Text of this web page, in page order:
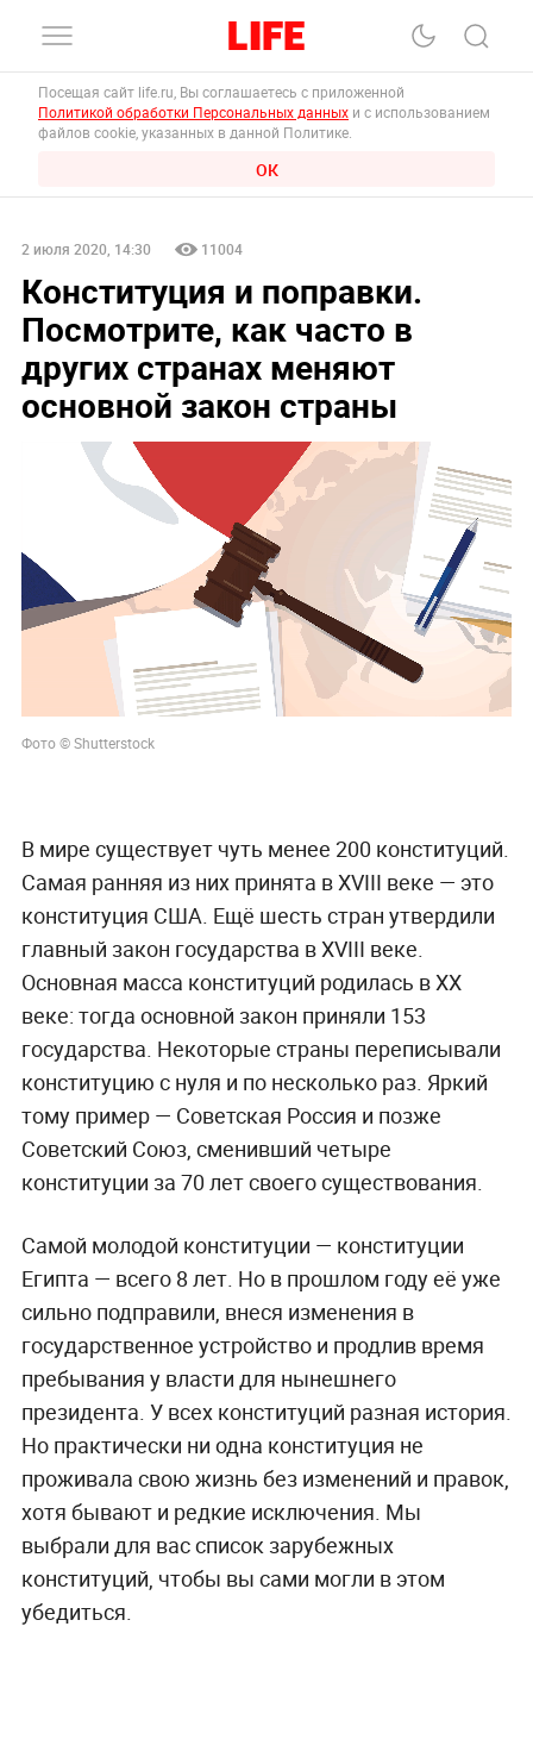
Посещая сайт life.ru, Вы соглашаетесь с приложенной
Политикой обработки Персональных данных и с использованием
файлов cookie, указанных в данной Политике.
ОК
2 июля 2020, 14:30 11004
Конституция и поправки.
Посмотрите, как часто в
других странах меняют
основной закон страны
Фото © Shutterstock
В мире существует чуть менее 200 конституций.
Самая ранняя из них принята в XVIII веке — это
конституция США. Ещё шесть стран утвердили
главный закон государства в XVIII веке.
Основная масса конституций родилась в XX
веке: тогда основной закон приняли 153
государства. Некоторые страны переписывали
конституцию с нуля и по несколько раз. Яркий
тому пример — Советская Россия и позже
Советский Союз, сменивший четыре
конституции за 70 лет своего существования.
Самой молодой конституции — конституции
Египта — всего 8 лет. Но в прошлом году её уже
сильно подправили, внеся изменения в
государственное устройство и продлив время
пребывания у власти для нынешнего
президента. У всех конституций разная история.
Но практически ни одна конституция не
проживала свою жизнь без изменений и правок,
хотя бывают и редкие исключения. Мы
выбрали для вас список зарубежных
конституций, чтобы вы сами могли в этом
убедиться.